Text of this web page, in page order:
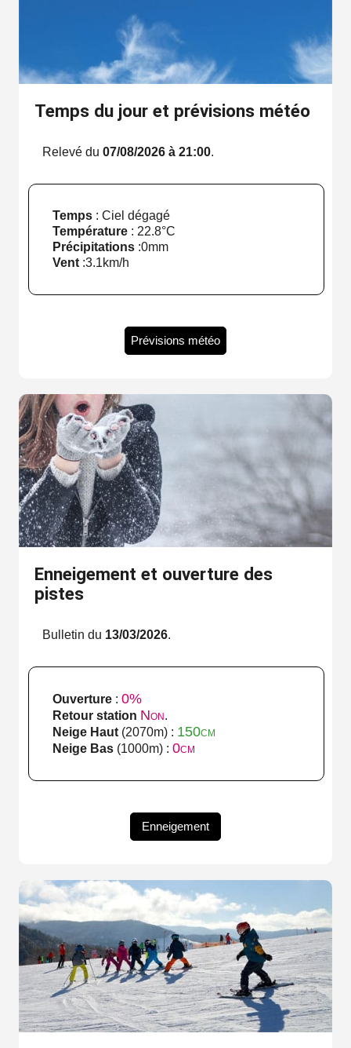
Temps du jour et prévisions météo
Relevé du 07/08/2026 à 21:00.
Temps: Ciel dégagé
Température: 22.8°C
Précipitations:0mm
Vent:3.1km/h
Prévisions météo
Enneigement et ouverture des
pistes
Bulletin du 13/03/2026.
Ouverture: 0%
Retour station Non.
Neige Haut (2070m) : 150cm
Neige Bas (1000m) : 0cm
Enneigement